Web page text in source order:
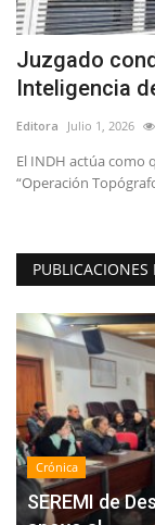
Juzgado
Inteligencia
Editora Julio 1, 2026
El INDH actúa como
“Operación
Crónica
SEREMI de